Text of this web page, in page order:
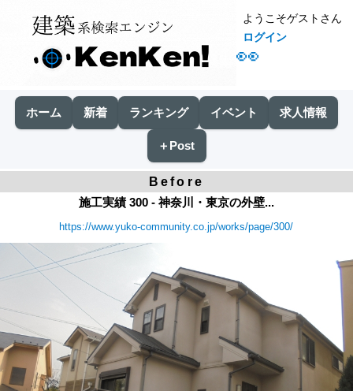
👀
ようこそゲストさん
ログイン
ホーム 新着 ランキング イベント 求人情報
＋Post
Before
施工実績 300 - 神奈川・東京の外壁...
https://www.yuko-community.co.jp/works/page/300/